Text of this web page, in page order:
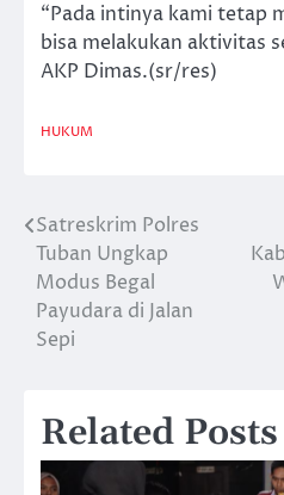
“Pada intinya kami tetap
bisa melakukan aktivitas
AKP Dimas.(sr/res)
HUKUM
Navigasi
pos
Satreskrim Polres
Tuban Ungkap
Modus Begal
Payudara di Jalan
Sepi
Related Posts